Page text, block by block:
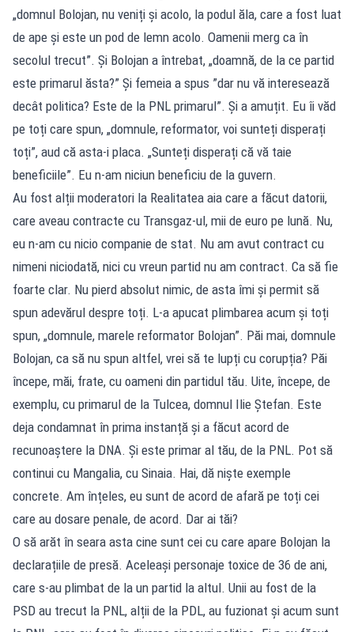
„domnul Bolojan, nu veniți și acolo, la podul ăla, care a fost luat
de ape și este un pod de lemn acolo. Oamenii merg ca în
secolul trecut”. Și Bolojan a întrebat, „doamnă, de la ce partid
este primarul ăsta?” Și femeia a spus ”dar nu vă interesează
decât politica? Este de la PNL primarul”. Și a amuțit. Eu îi văd
pe toți care spun, „domnule, reformator, voi sunteți disperați
toți”, aud că asta-i placa. „Sunteți disperați că vă taie
beneficiile”. Eu n-am niciun beneficiu de la guvern.
Au fost alții moderatori la Realitatea aia care a făcut datorii,
care aveau contracte cu Transgaz-ul, mii de euro pe lună. Nu,
eu n-am cu nicio companie de stat. Nu am avut contract cu
nimeni niciodată, nici cu vreun partid nu am contract. Ca să fie
foarte clar. Nu pierd absolut nimic, de asta îmi și permit să
spun adevărul despre toți. L-a apucat plimbarea acum și toți
spun, „domnule, marele reformator Bolojan”. Păi mai, domnule
Bolojan, ca să nu spun altfel, vrei să te lupți cu corupția? Păi
începe, măi, frate, cu oameni din partidul tău. Uite, începe, de
exemplu, cu primarul de la Tulcea, domnul Ilie Ștefan. Este
deja condamnat în prima instanță și a făcut acord de
recunoaștere la DNA. Și este primar al tău, de la PNL. Pot să
continui cu Mangalia, cu Sinaia. Hai, dă niște exemple
concrete. Am înțeles, eu sunt de acord de afară pe toți cei
care au dosare penale, de acord. Dar ai tăi?
O să arăt în seara asta cine sunt cei cu care apare Bolojan la
declarațiile de presă. Aceleași personaje toxice de 36 de ani,
care s-au plimbat de la un partid la altul. Unii au fost de la
PSD au trecut la PNL, alții de la PDL, au fuzionat și acum sunt